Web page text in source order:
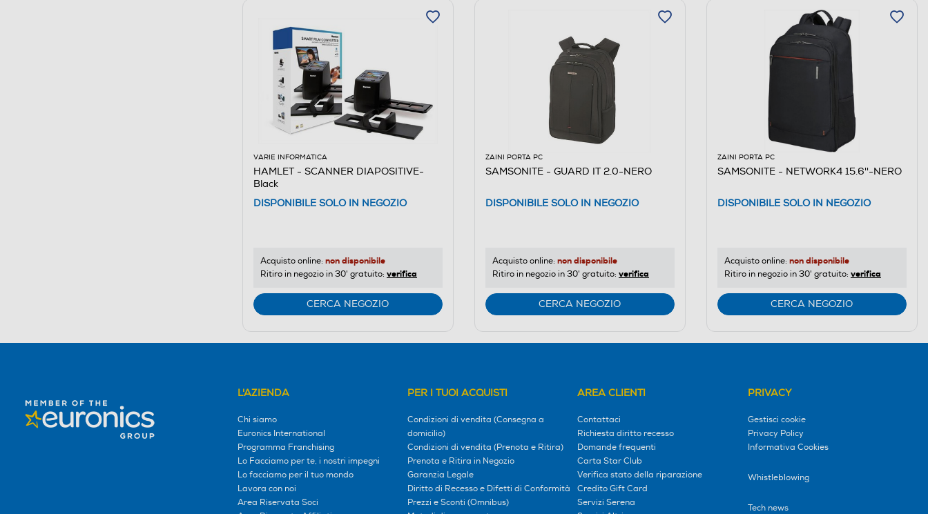
VARIE INFORMATICA
HAMLET - SCANNER DIAPOSITIVE-
Black
DISPONIBILE SOLO IN NEGOZIO
Acquisto online: non disponibile
Ritiro in negozio in 30' gratuito: verifica
CERCA NEGOZIO
ZAINI PORTA PC
SAMSONITE - GUARD IT 2.0-NERO
DISPONIBILE SOLO IN NEGOZIO
Acquisto online: non disponibile
Ritiro in negozio in 30' gratuito: verifica
CERCA NEGOZIO
ZAINI PORTA PC
SAMSONITE - NETWORK4 15.6''-NERO
DISPONIBILE SOLO IN NEGOZIO
Acquisto online: non disponibile
Ritiro in negozio in 30' gratuito: verifica
CERCA NEGOZIO
L'AZIENDA
Chi siamo
Euronics International
Programma Franchising
Lo Facciamo per te, i nostri impegni
Lo facciamo per il tuo mondo
Lavora con noi
Area Riservata Soci
PER I TUOI ACQUISTI
Condizioni di vendita (Consegna a
domicilio)
Condizioni di vendita (Prenota e Ritira)
Prenota e Ritira in Negozio
Garanzia Legale
Diritto di Recesso e Difetti di Conformità
Prezzi e Sconti (Omnibus)
AREA CLIENTI
Contattaci
Richiesta diritto recesso
Domande frequenti
Carta Star Club
Verifica stato della riparazione
Credito Gift Card
Servizi Serena
PRIVACY
Gestisci cookie
Privacy Policy
Informativa Cookies
Whistleblowing
Tech news